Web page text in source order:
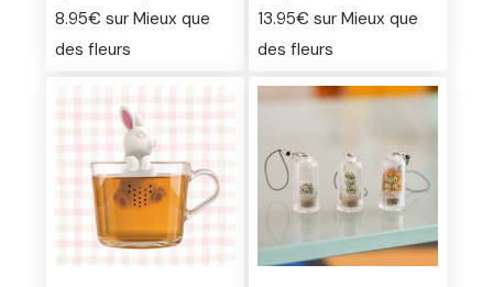
8.95€ sur Mieux que
des fleurs
13.95€ sur Mieux que
des fleurs